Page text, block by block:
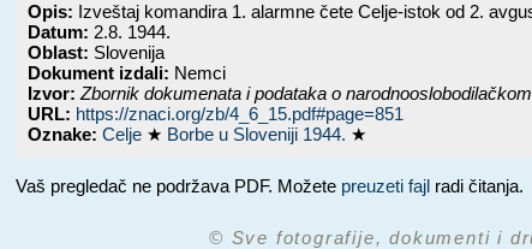
Opis: Izveštaj komandira 1. alarmne čete Celje-istok od 2.
Datum: 2.8. 1944.
Oblast: Slovenija
Dokument izdali: Nemci
Izvor: Zbornik dokumenata i podataka o
URL: https://znaci.org/zb/4_6_15.pdf#page=851
Oznake:Celje ★ Borbe u Sloveniji 1944. ★
Vaš pregledač ne podržava PDF. Možete preuzeti fajl radi čitanja.
© Sve fotografije, dokumenti i